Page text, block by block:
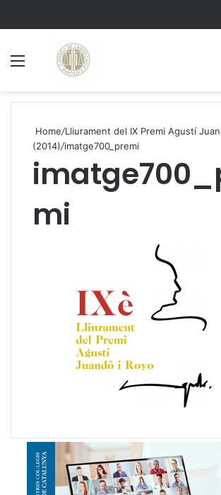
Home/Lliurament del IX Premi Agustí
(2014)/imatge700_premi
mi